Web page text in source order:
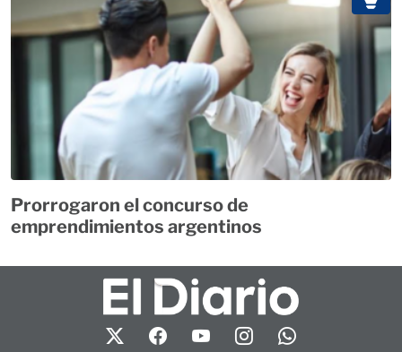
Prorrogaron el concurso de
emprendimientos argentinos